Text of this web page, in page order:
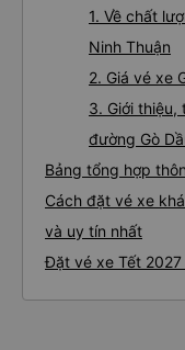
1. Về chất
Ninh Thuận
2. Giá vé xe
3. Giới
đường Gò
Bảng tổng hợp
Cách đặt vé xe
và uy tín nhất
Đặt vé xe Tết 2027